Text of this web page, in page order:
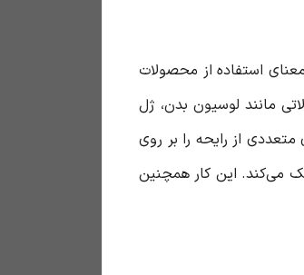
استفاده از محصولات
مانند لوسیون بدن، ژل
از رایحه را بر روی
می‌کند. این کار همچنین